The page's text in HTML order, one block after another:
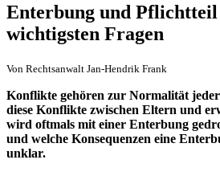
Enterbung und Pflichtteil
wichtigsten Fragen
Von Rechtsanwalt Jan-Hendrik Frank
Konflikte gehören zur Normalität
diese Konflikte zwischen Eltern und
wird oftmals mit einer Enterbung
und welche Konsequenzen eine
unklar.